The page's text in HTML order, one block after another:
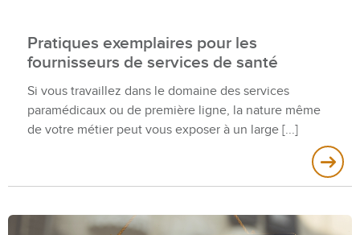
Pratiques exemplaires pour les
fournisseurs de services de santé
Si vous travaillez dans le domaine des services
paramédicaux ou de première ligne, la nature même
de votre métier peut vous exposer à un large